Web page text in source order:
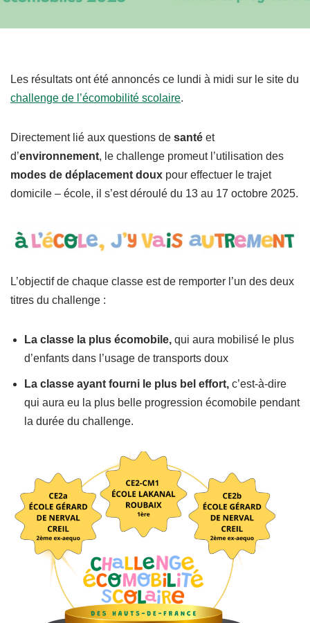
Les résultats ont été annoncés ce lundi à midi sur le site du
challenge de l’écomobilité scolaire.
Directement lié aux questions de santé et
d’environnement, le challenge promeut l’utilisation des
modes de déplacement doux pour effectuer le trajet
domicile – école, il s’est déroulé du 13 au 17 octobre 2025.
L’objectif de chaque classe est de remporter l’un des deux
titres du challenge :
La classe la plus écomobile, qui aura mobilisé le plus
d’enfants dans l’usage de transports doux
La classe ayant fourni le plus bel effort, c’est-à-dire
qui aura eu la plus belle progression écomobile pendant
la durée du challenge.